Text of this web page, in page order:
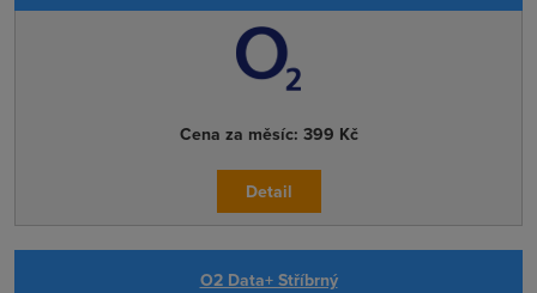
Cena za měsíc: 399 Kč
Detail
O2 Data+ Stříbrný